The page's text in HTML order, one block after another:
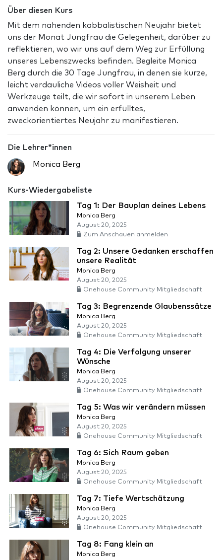
Über diesen Kurs
Mit dem nahenden kabbalistischen Neujahr bietet
uns der Monat Jungfrau die Gelegenheit, darüber zu
reflektieren, wo wir uns auf dem Weg zur Erfüllung
unseres Lebenszwecks befinden. Begleite Monica
Berg durch die 30 Tage Jungfrau, in denen sie kurze,
leicht verdauliche Videos voller Weisheit und
Werkzeuge teilt, die wir sofort in unserem Leben
anwenden können, um ein erfülltes,
zweckorientiertes Neujahr zu manifestieren.
Die Lehrer*innen
Monica Berg
Kurs-Wiedergabeliste
Tag 1: Der Bauplan deines Lebens
Monica Berg
August 20, 2025
Zum Anschauen anmelden
Tag 2: Unsere Gedanken erschaffen
unsere Realität
Monica Berg
August 20, 2025
Onehouse Community Mitgliedschaft
Tag 3: Begrenzende Glaubenssätze
Monica Berg
August 20, 2025
Onehouse Community Mitgliedschaft
Tag 4: Die Verfolgung unserer
Wünsche
Monica Berg
August 20, 2025
Onehouse Community Mitgliedschaft
Tag 5: Was wir verändern müssen
Monica Berg
August 20, 2025
Onehouse Community Mitgliedschaft
Tag 6: Sich Raum geben
Monica Berg
August 20, 2025
Onehouse Community Mitgliedschaft
Tag 7: Tiefe Wertschätzung
Monica Berg
August 20, 2025
Onehouse Community Mitgliedschaft
Tag 8: Fang klein an
Monica Berg